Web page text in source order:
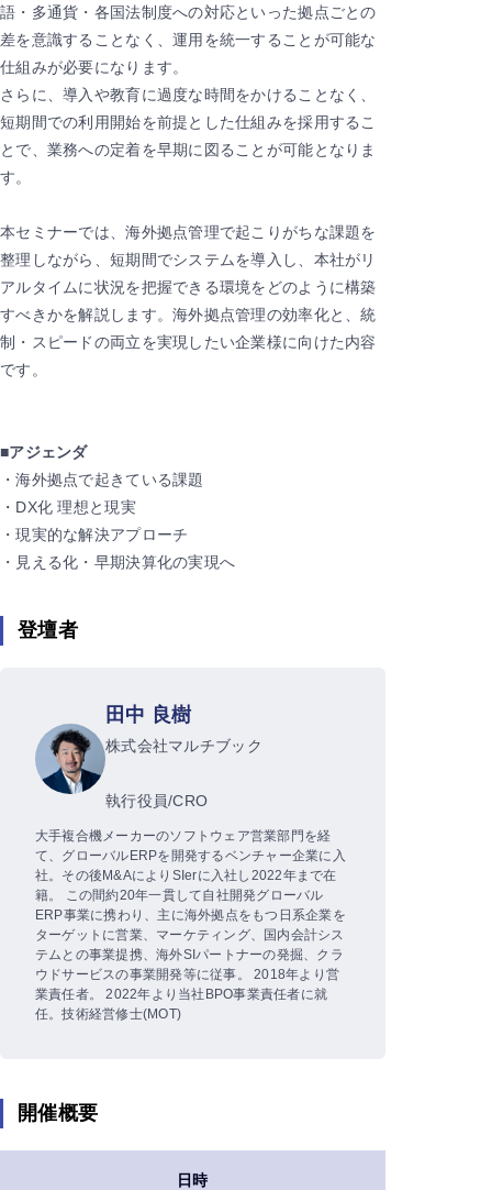
語・多通貨・各国法制度への対応といった拠点ごとの
差を意識することなく、運用を統一することが可能な
仕組みが必要になります。
さらに、導入や教育に過度な時間をかけることなく、
短期間での利用開始を前提とした仕組みを採用するこ
とで、業務への定着を早期に図ることが可能となりま
す。
本セミナーでは、海外拠点管理で起こりがちな課題を
整理しながら、短期間でシステムを導入し、本社がリ
アルタイムに状況を把握できる環境をどのように構築
すべきかを解説します。海外拠点管理の効率化と、統
制・スピードの両立を実現したい企業様に向けた内容
です。
■アジェンダ
・海外拠点で起きている課題
・DX化 理想と現実
・現実的な解決アプローチ
・見える化・早期決算化の実現へ
登壇者
田中 良樹
株式会社マルチブック
執行役員/CRO
大手複合機メーカーのソフトウェア営業部門を経
て、グローバルERPを開発するベンチャー企業に入
社。その後M&AによりSIerに入社し2022年まで在
籍。 この間約20年一貫して自社開発グローバル
ERP事業に携わり、主に海外拠点をもつ日系企業を
ターゲットに営業、マーケティング、国内会計シス
テムとの事業提携、海外SIパートナーの発掘、クラ
ウドサービスの事業開発等に従事。 2018年より営
業責任者。 2022年より当社BPO事業責任者に就
任。技術経営修士(MOT)
開催概要
日時